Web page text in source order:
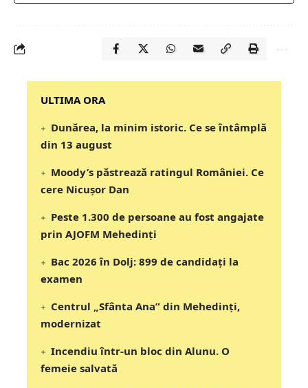
‎‎‎‎‎‎‎ULTIMA ORA
Dunărea, la minim istoric. Ce se întâmplă
din 13 august
Moody’s păstrează ratingul României. Ce
cere Nicușor Dan
Peste 1.300 de persoane au fost angajate
prin AJOFM Mehedinți
Bac 2026 în Dolj: 899 de candidați la
examen
Centrul „Sfânta Ana” din Mehedinți,
modernizat
Incendiu într-un bloc din Alunu. O
femeie salvată